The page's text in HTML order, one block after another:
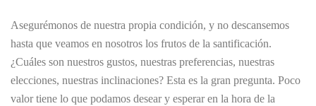
Asegurémonos de nuestra propia condición, y no descansemos
hasta que veamos en nosotros los frutos de la santificación.
¿Cuáles son nuestros gustos, nuestras preferencias, nuestras
elecciones, nuestras inclinaciones? Esta es la gran pregunta. Poco
valor tiene lo que podamos desear y esperar en la hora de la